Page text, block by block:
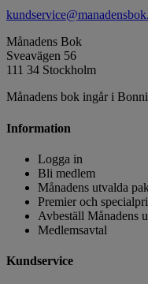
Månadens Bok
Sveavägen 56
111 34 Stockholm
Månadens bok ingår i
Information
Logga in
Bli medlem
Månadens utvalda
Premier och
Avbeställ Månadens
Medlemsavtal
Kundservice